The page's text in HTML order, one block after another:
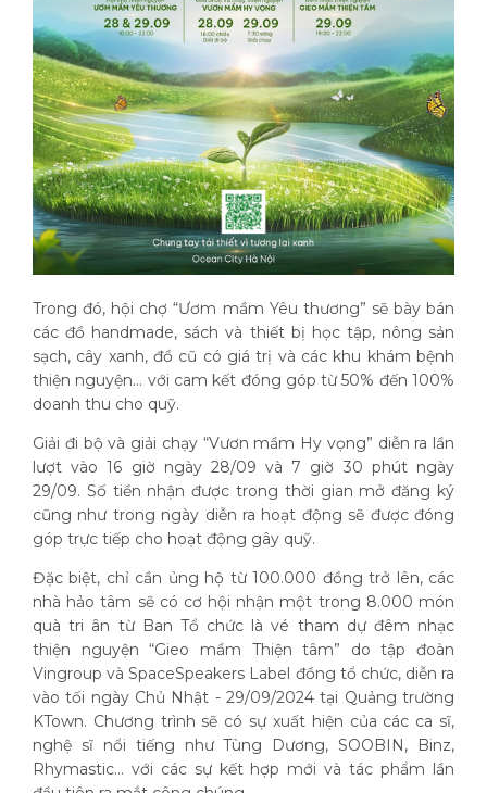
Trong đó, hội chợ “Ươm mầm Yêu thương” sẽ bày bán
các đồ handmade, sách và thiết bị học tập, nông sản
sạch, cây xanh, đồ cũ có giá trị và các khu khám bệnh
thiện nguyện… với cam kết đóng góp từ 50% đến 100%
doanh thu cho quỹ.
Giải đi bộ và giải chạy “Vươn mầm Hy vọng” diễn ra lần
lượt vào 16 giờ ngày 28/09 và 7 giờ 30 phút ngày
29/09. Số tiền nhận được trong thời gian mở đăng ký
cũng như trong ngày diễn ra hoạt động sẽ được đóng
góp trực tiếp cho hoạt động gây quỹ.
Đặc biệt, chỉ cần ủng hộ từ 100.000 đồng trở lên, các
nhà hảo tâm sẽ có cơ hội nhận một trong 8.000 món
quà tri ân từ Ban Tổ chức là vé tham dự đêm nhạc
thiện nguyện “Gieo mầm Thiện tâm” do tập đoàn
Vingroup và SpaceSpeakers Label đồng tổ chức, diễn ra
vào tối ngày Chủ Nhật - 29/09/2024 tại Quảng trường
KTown. Chương trình sẽ có sự xuất hiện của các ca sĩ,
nghệ sĩ nổi tiếng như Tùng Dương, SOOBIN, Binz,
Rhymastic… với các sự kết hợp mới và tác phẩm lần